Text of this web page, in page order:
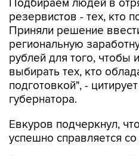
Подбираем людей в
резервистов - тех, кто
Приняли решение
региональную
рублей для того, чтобы
выбирать тех, кто
подготовкой", -
губернатора.
Евкуров подчеркнул,
успешно справляется